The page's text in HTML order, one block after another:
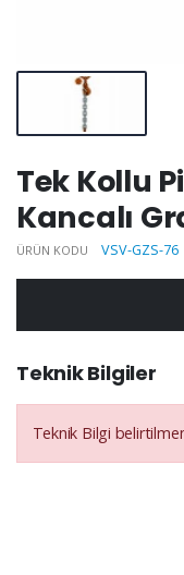
Tek Kollu
Kancalı
ÜRÜN KODU VSV-GZS-76
Teknik Bilgiler
Teknik Bilgi